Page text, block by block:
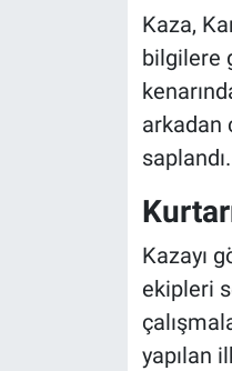
Kaza,
bilgilere
arkadan
saplandı.
Kazayı
ekipleri
yapılan